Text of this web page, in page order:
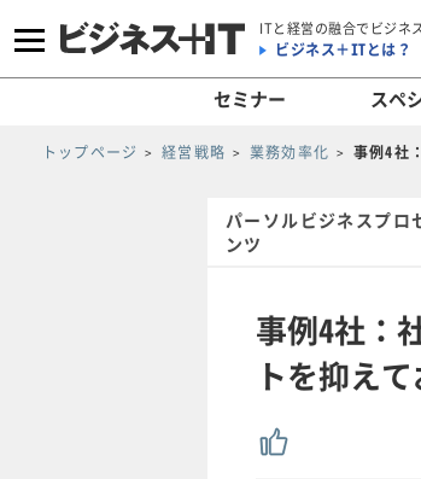
ITと経営の融合でビジネ
ビジネス＋ITとは？
セミナー スペ
トップページ 経営戦略 業務効率化 事例4社
パーソルビジネスプ
ンツ
事例4社：
トを抑え